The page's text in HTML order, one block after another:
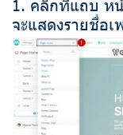
จะแสดงรายชื่อ